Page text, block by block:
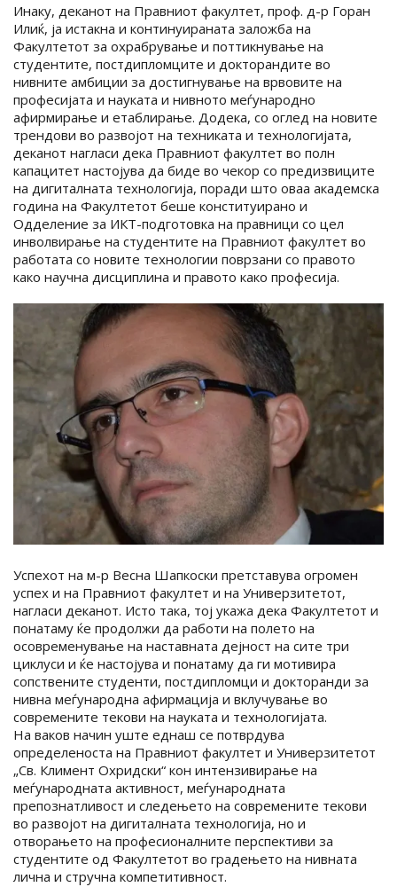
Инаку, деканот на Правниот факултет, проф. д-р Горан
Илиќ, ја истакна и континуираната заложба на
Факултетот за охрабрување и поттикнување на
студентите, постдипломците и докторандите во
нивните амбиции за достигнување на врвовите на
професијата и науката и нивното меѓународно
афирмирање и етаблирање. Додека, со оглед на новите
трендови во развојот на техниката и технологијата,
деканот нагласи дека Правниот факултет во полн
капацитет настојува да биде во чекор со предизвиците
на дигиталната технологија, поради што оваа академска
година на Факултетот беше конституирано и
Одделение за ИКТ-подготовка на правници со цел
инволвирање на студентите на Правниот факултет во
работата со новите технологии поврзани со правото
како научна дисциплина и правото како професија.
Успехот на м-р Весна Шапкоски претставува огромен
успех и на Правниот факултет и на Универзитетот,
нагласи деканот. Исто така, тој укажа дека Факултетот и
понатаму ќе продолжи да работи на полето на
осовременување на наставната дејност на сите три
циклуси и ќе настојува и понатаму да ги мотивира
сопствените студенти, постдипломци и докторанди за
нивна меѓународна афирмација и вклучување во
современите текови на науката и технологијата.
На ваков начин уште еднаш се потврдува
определеноста на Правниот факултет и Универзитетот
„Св. Климент Охридски“ кон интензивирање на
меѓународната активност, меѓународната
препознатливост и следењето на современите текови
во развојот на дигиталната технологија, но и
отворањето на професионалните перспективи за
студентите од Факултетот во градењето на нивната
лична и стручна компетитивност.